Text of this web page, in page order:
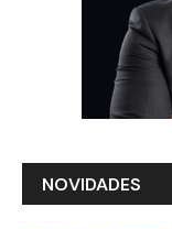
NOVIDADES